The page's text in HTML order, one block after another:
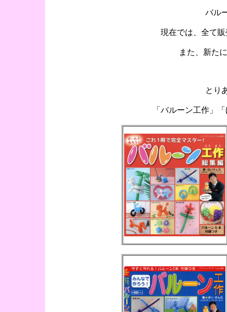
バル
現在では、全て
また、新た
とり
「バルーン工作」